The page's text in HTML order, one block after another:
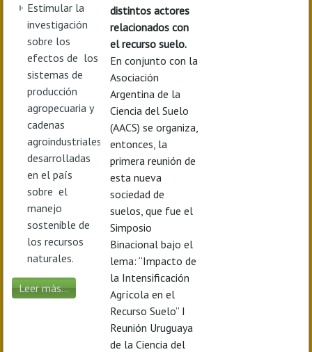
Estimular la
investigación
sobre los
efectos de los
sistemas de
producción
agropecuaria y
cadenas
agroindustriales
desarrolladas
en el país
sobre el
manejo
sostenible de
los recursos
naturales.
Leer más...
distintos actores
relacionados con
el recurso suelo.
En conjunto con la
Asociación
Argentina de la
Ciencia del Suelo
(AACS) se organiza,
entonces, la
primera reunión de
esta nueva
sociedad de
suelos, que fue el
Simposio
Binacional bajo el
lema: “Impacto de
la Intensificación
Agrícola en el
Recurso Suelo” I
Reunión Uruguaya
de la Ciencia del